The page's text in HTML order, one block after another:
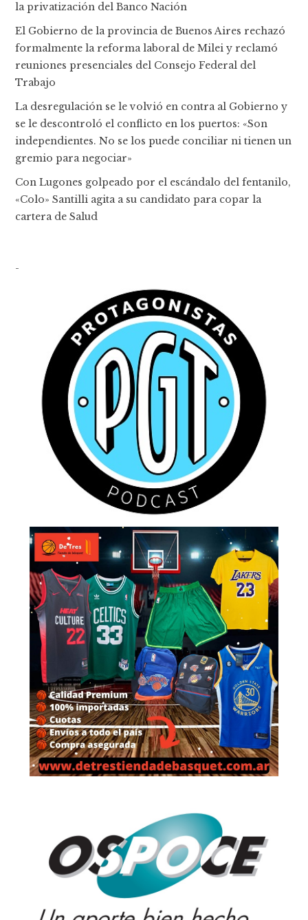
la privatización del Banco Nación
El Gobierno de la provincia de Buenos Aires rechazó
formalmente la reforma laboral de Milei y reclamó
reuniones presenciales del Consejo Federal del
Trabajo
La desregulación se le volvió en contra al Gobierno y
se le descontroló el conflicto en los puertos: «Son
independientes. No se los puede conciliar ni tienen un
gremio para negociar»
Con Lugones golpeado por el escándalo del fentanilo,
«Colo» Santilli agita a su candidato para copar la
cartera de Salud
-